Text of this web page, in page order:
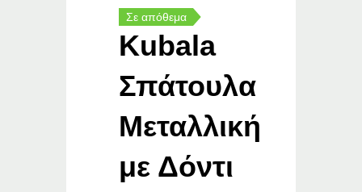
Σε απόθεμα
Kubala
Σπάτουλα
Μεταλλική
με Δόντι